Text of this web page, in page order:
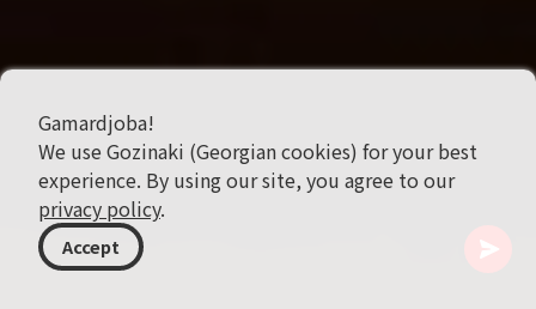
Gamardjoba!
We use Gozinaki (Georgian cookies) for your best
experience. By using our site, you agree to our
privacy policy.
Accept